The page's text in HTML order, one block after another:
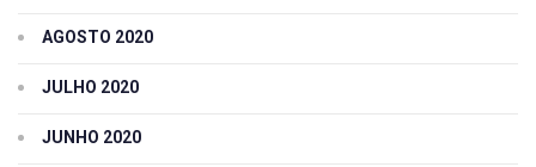
AGOSTO 2020
JULHO 2020
JUNHO 2020